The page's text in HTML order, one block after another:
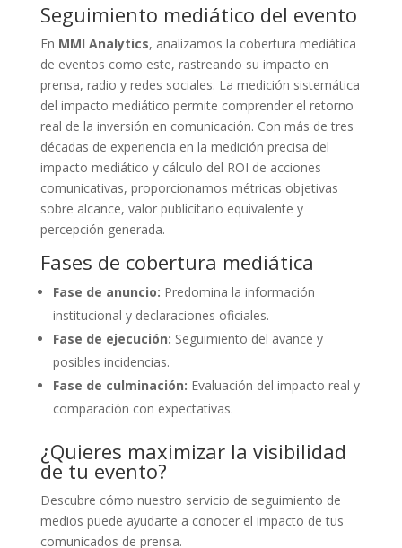
Seguimiento mediático del evento
En MMI Analytics, analizamos la cobertura mediática
de eventos como este, rastreando su impacto en
prensa, radio y redes sociales. La medición sistemática
del impacto mediático permite comprender el retorno
real de la inversión en comunicación. Con más de tres
décadas de experiencia en la medición precisa del
impacto mediático y cálculo del ROI de acciones
comunicativas, proporcionamos métricas objetivas
sobre alcance, valor publicitario equivalente y
percepción generada.
Fases de cobertura mediática
Fase de anuncio: Predomina la información
institucional y declaraciones oficiales.
Fase de ejecución: Seguimiento del avance y
posibles incidencias.
Fase de culminación: Evaluación del impacto real y
comparación con expectativas.
¿Quieres maximizar la visibilidad
de tu evento?
Descubre cómo nuestro servicio de seguimiento de
medios puede ayudarte a conocer el impacto de tus
comunicados de prensa.